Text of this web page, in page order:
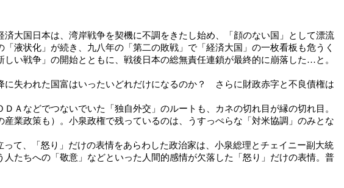
大国日本は、湾岸戦争を契機に不調をきたし始め、「顔のない国」として漂流
液状化」が続き、九八年の「第二の敗戦」で「経済大国」の一枚看板も危うく
い戦争」の開始とともに、戦後日本の総無責任連鎖が最終的に崩落した…と。
失われた国富はいったいどれだけになるのか？ さらに財政赤字と不良債権は
Ａなどでつないでいた「独自外交」のルートも、カネの切れ目が縁の切れ目。
業政策も）。小泉政権で残っているのは、うすっぺらな「対米協調」のみとな
て、「怒り」だけの表情をあらわした政治家は、小泉総理とチェイニー副大統
たちへの「敬意」などといった人間的感情が欠落した「怒り」だけの表情。普